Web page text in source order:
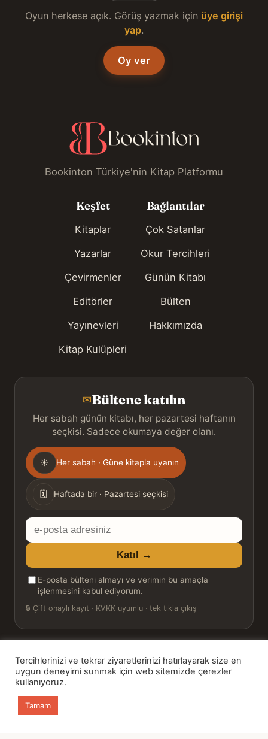
Oyun herkese açık. Görüş yazmak için üye girişi
yap.
Oy ver
Bookinton Türkiye'nin Kitap Platformu
Keşfet
Kitaplar
Yazarlar
Çevirmenler
Editörler
Yayınevleri
Kitap Kulüpleri
Bağlantılar
Çok Satanlar
Okur Tercihleri
Günün Kitabı
Bülten
Hakkımızda
✉Bültene katılın
Her sabah günün kitabı, her pazartesi haftanın
seçkisi. Sadece okumaya değer olanı.
Gönderim
sıklığı
☀ Her sabah · Güne kitapla uyanın
🗓 Haftada bir · Pazartesi seçkisi
E-
posta
adresiniz
Katıl →
E-posta bülteni almayı ve verimin bu amaçla
işlenmesini kabul ediyorum.
🔒 Çift onaylı kayıt · KVKK uyumlu · tek tıkla çıkış
© 2026 Bookinton — Türkiye’nin Kitap Platformu
HT Book Review — webmaster: Hakan Turgay
Tercihlerinizi ve tekrar ziyaretlerinizi hatırlayarak size en
uygun deneyimi sunmak için web sitemizde çerezler
kullanıyoruz.
Tamam